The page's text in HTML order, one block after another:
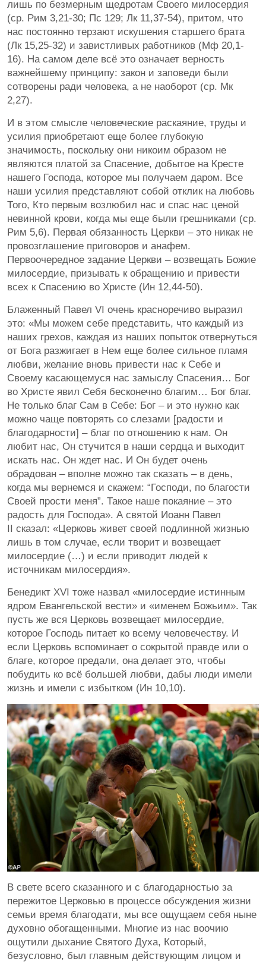
лишь по безмерным щедротам Своего милосердия
(ср. Рим 3,21-30; Пс 129; Лк 11,37-54), притом, что
нас постоянно терзают искушения старшего брата
(Лк 15,25-32) и завистливых работников (Мф 20,1-
16). На самом деле всё это означает верность
важнейшему принципу: закон и заповеди были
сотворены ради человека, а не наоборот (ср. Мк
2,27).
И в этом смысле человеческие раскаяние, труды и
усилия приобретают еще более глубокую
значимость, поскольку они никоим образом не
являются платой за Спасение, добытое на Кресте
нашего Господа, которое мы получаем даром. Все
наши усилия представляют собой отклик на любовь
Того, Кто первым возлюбил нас и спас нас ценой
невинной крови, когда мы еще были грешниками (ср.
Рим 5,6). Первая обязанность Церкви – это никак не
провозглашение приговоров и анафем.
Первоочередное задание Церкви – возвещать Божие
милосердие, призывать к обращению и привести
всех к Спасению во Христе (Ин 12,44-50).
Блаженный Павел VI очень красноречиво выразил
это: «Мы можем себе представить, что каждый из
наших грехов, каждая из наших попыток отвернуться
от Бога разжигает в Нем еще более сильное пламя
любви, желание вновь привести нас к Себе и
Своему касающемуся нас замыслу Спасения… Бог
во Христе явил Себя бесконечно благим… Бог благ.
Не только благ Сам в Себе: Бог – и это нужно как
можно чаще повторять со слезами [радости и
благодарности] – благ по отношению к нам. Он
любит нас, Он стучится в наши сердца и выходит
искать нас. Он ждет нас. И Он будет очень
обрадован – вполне можно так сказать – в день,
когда мы вернемся и скажем: “Господи, по благости
Своей прости меня”. Такое наше покаяние – это
радость для Господа». А святой Иоанн Павел
II сказал: «Церковь живет своей подлинной жизнью
лишь в том случае, если творит и возвещает
милосердие (…) и если приводит людей к
источникам милосердия».
Бенедикт XVI тоже назвал «милосердие истинным
ядром Евангельской вести» и «именем Божьим». Так
пусть же вся Церковь возвещает милосердие,
которое Господь питает ко всему человечеству. И
если Церковь вспоминает о сокрытой правде или о
благе, которое предали, она делает это, чтобы
побудить ко всё большей любви, дабы люди имели
жизнь и имели с избытком (Ин 10,10).
В свете всего сказанного и с благодарностью за
пережитое Церковью в процессе обсуждения жизни
семьи время благодати, мы все ощущаем себя ныне
духовно обогащенными. Многие из нас воочию
ощутили дыхание Святого Духа, Который,
безусловно, был главным действующим лицом и